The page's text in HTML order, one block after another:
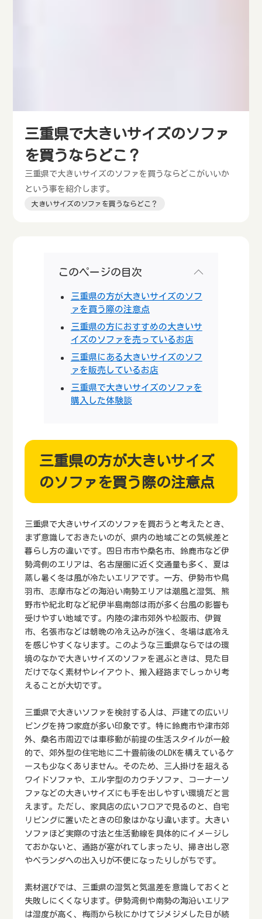
三重県で大きいサイズのソファ
を買うならどこ？
三重県で大きいサイズのソファを買うならどこがいいか
という事を紹介します。
大きいサイズのソファを買うならどこ？
このページの目次
三重県の方が大きいサイズのソフ
ァを買う際の注意点
三重県の方におすすめの大きいサ
イズのソファを売っているお店
三重県にある大きいサイズのソフ
ァを販売しているお店
三重県で大きいサイズのソファを
購入した体験談
三重県の方が大きいサイズ
のソファを買う際の注意点
三重県で大きいサイズのソファを買おうと考えたとき、
まず意識しておきたいのが、県内の地域ごとの気候差と
暮らし方の違いです。四日市市や桑名市、鈴鹿市など伊
勢湾側のエリアは、名古屋圏に近く交通量も多く、夏は
蒸し暑く冬は風が冷たいエリアです。一方、伊勢市や鳥
羽市、志摩市などの海沿い南勢エリアは潮風と湿気、熊
野市や紀北町など紀伊半島南部は雨が多く台風の影響も
受けやすい地域です。内陸の津市郊外や松阪市、伊賀
市、名張市などは朝晩の冷え込みが強く、冬場は底冷え
を感じやすくなります。このような三重県ならではの環
境のなかで大きいサイズのソファを選ぶときは、見た目
だけでなく素材やレイアウト、搬入経路までしっかり考
えることが大切です。
三重県で大きいソファを検討する人は、戸建ての広いリ
ビングを持つ家庭が多い印象です。特に鈴鹿市や津市郊
外、桑名市周辺では車移動が前提の生活スタイルが一般
的で、郊外型の住宅地に二十畳前後のLDKを構えているケ
ースも少なくありません。そのため、三人掛けを超える
ワイドソファや、エル字型のカウチソファ、コーナーソ
ファなどの大きいサイズにも手を出しやすい環境だと言
えます。ただし、家具店の広いフロアで見るのと、自宅
リビングに置いたときの印象はかなり違います。大きい
ソファほど実際の寸法と生活動線を具体的にイメージし
ておかないと、通路が塞がれてしまったり、掃き出し窓
やベランダへの出入りが不便になったりしがちです。
素材選びでは、三重県の湿気と気温差を意識しておくと
失敗しにくくなります。伊勢湾側や南勢の海沿いエリア
は湿度が高く、梅雨から秋にかけてジメジメした日が続